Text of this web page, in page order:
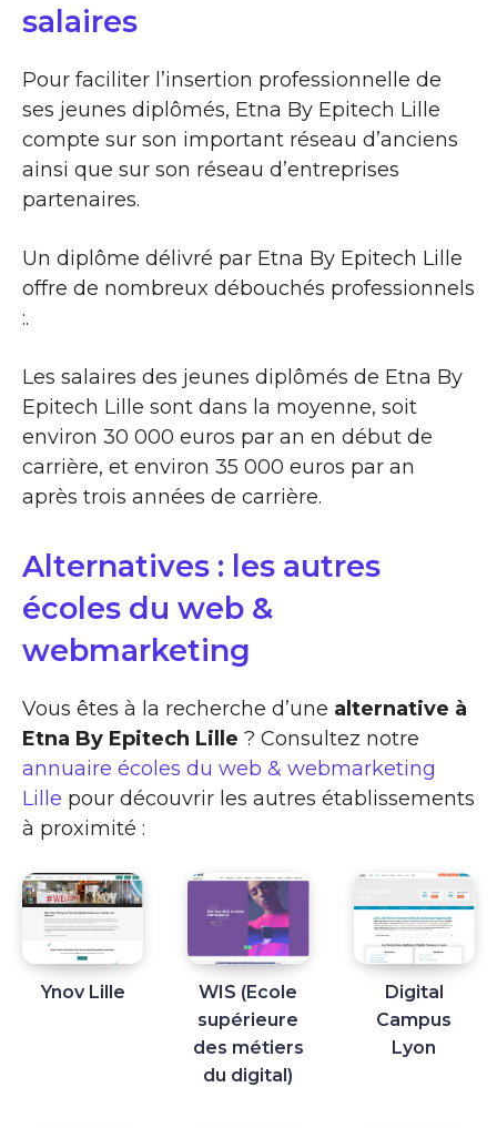
salaires
Pour faciliter l’insertion professionnelle de
ses jeunes diplômés, Etna By Epitech Lille
compte sur son important réseau d’anciens
ainsi que sur son réseau d’entreprises
partenaires.
Un diplôme délivré par Etna By Epitech Lille
offre de nombreux débouchés professionnels
:.
Les salaires des jeunes diplômés de Etna By
Epitech Lille sont dans la moyenne, soit
environ 30 000 euros par an en début de
carrière, et environ 35 000 euros par an
après trois années de carrière.
Alternatives : les autres
écoles du web &
webmarketing
Vous êtes à la recherche d’une alternative à
Etna By Epitech Lille ? Consultez notre
annuaire écoles du web & webmarketing
Lille pour découvrir les autres établissements
à proximité :
Ynov Lille
WIS (Ecole
supérieure
des métiers
du digital)
Digital
Campus
Lyon